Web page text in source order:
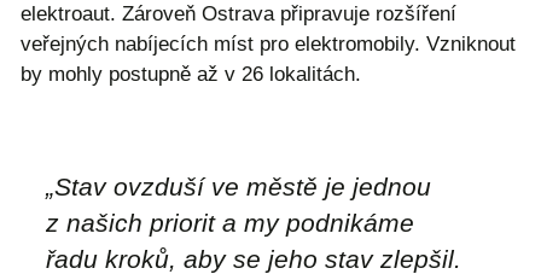
elektroaut. Zároveň Ostrava připravuje rozšíření
veřejných nabíjecích míst pro elektromobily. Vzniknout
by mohly postupně až v 26 lokalitách.
„Stav ovzduší ve městě je jednou
z našich priorit a my podnikáme
řadu kroků, aby se jeho stav zlepšil.